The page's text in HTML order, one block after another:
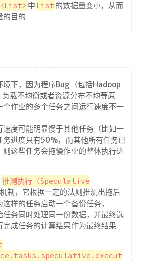
中 List 的数据量变小，从而
的目的
境下，因为程序Bug（包括Hadoop
载不均衡或者资源分布不均等原
个作业的多个任务之间运行速度不一
速度可能明显慢于其他任务（比如一
务进度只有50%，而其他所有任务已
则这些任务会拖慢作业的整体执行进
推测执行（Speculative
机制，它根据一定的法则推测出拖后
样的任务启动一个备份任务，
任务同时处理同一份数据，并最终选
完成任务的计算结果作为最终结果